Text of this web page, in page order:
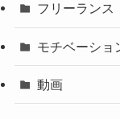
フリーランス
モチベーショ
動画